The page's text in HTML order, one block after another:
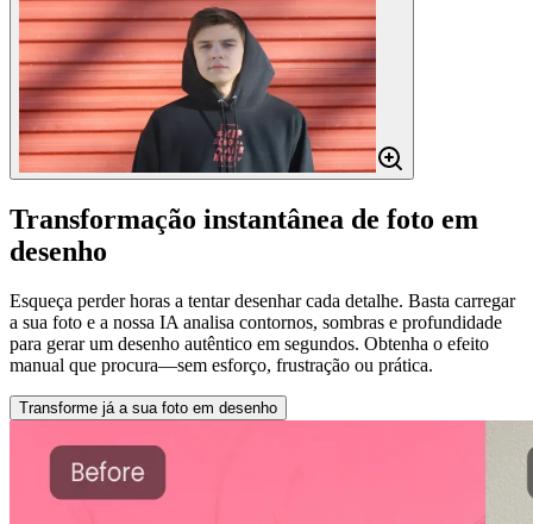
Transformação instantânea de foto em
desenho
Esqueça perder horas a tentar desenhar cada detalhe. Basta carregar
a sua foto e a nossa IA analisa contornos, sombras e profundidade
para gerar um desenho autêntico em segundos. Obtenha o efeito
manual que procura—sem esforço, frustração ou prática.
Transforme já a sua foto em desenho